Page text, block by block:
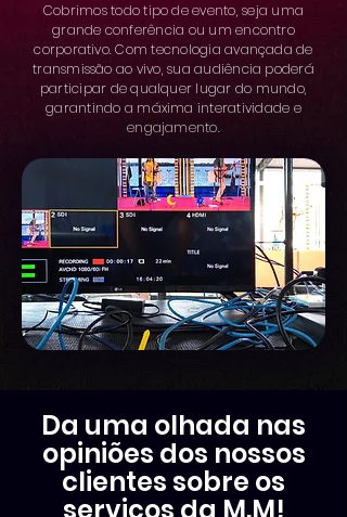
Cobrimos todo tipo de evento, seja uma
grande conferência ou um encontro
corporativo. Com tecnologia avançada de
transmissão ao vivo, sua audiência poderá
participar de qualquer lugar do mundo,
garantindo a máxima interatividade e
engajamento.
Da uma olhada nas
opiniões dos nossos
clientes sobre os